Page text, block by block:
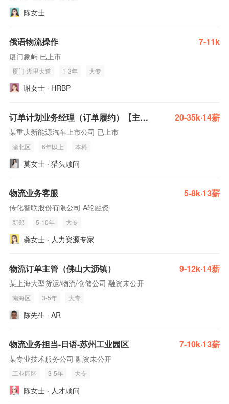
陈女士
俄语物流操作 7-11k
厦门象屿 已上市
厦门-湖里大道 1-3年 大专
谢女士 · HRBP
订单计划业务经理（订单履约）【主机厂，base重庆，订单履约模块负责人】 20-35k·14薪
某重庆新能源汽车上市公司 已上市
渝北区 6年以上 本科
莫女士 · 猎头顾问
物流业务客服 5-8k·13薪
传化智联股份有限公司 A轮融资
新郑 5-10年 大专
龚女士 · 人力资源专家
物流订单主管（佛山大沥镇） 9-12k·14薪
某上海大型货运/物流/仓储公司 融资未公开
南海区 3-5年 大专
陈先生 · AR
物流业务担当-日语-苏州工业园区 7-10k·13薪
某专业技术服务公司 融资未公开
工业园区 3-5年 大专
陈女士 · 人才顾问